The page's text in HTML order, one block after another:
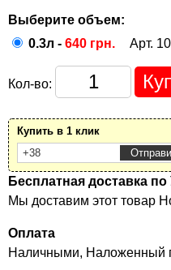
Выберите объем:
0.3л - 640 грн. Арт.
Кол-во:
Купить в 1 клик
Бесплатная доставка по
Мы доставим этот товар
Оплата
Наличными, Наложенный